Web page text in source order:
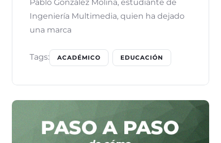
Pablo González Molina, estudiante de
Ingeniería Multimedia, quien ha dejado
una marca
Tags: ACADÉMICO EDUCACIÓN